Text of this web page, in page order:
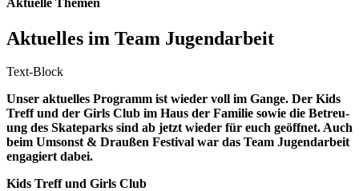
Aktuelle Themen
Aktu­el­les im Team Jugendarbeit
Text-Block
Unser aktu­el­les Pro­gramm ist wie­der voll im Gan­ge. Der Kids
Treff und der Girls Club im Haus der Fami­lie sowie die Betreu­
ung des Skate­parks sind ab jetzt wie­der für euch geöff­net. Auch
beim Umsonst & Drau­ßen Fes­ti­val war das Team Jugend­ar­beit
enga­giert dabei.
Kids Treff und Girls Club